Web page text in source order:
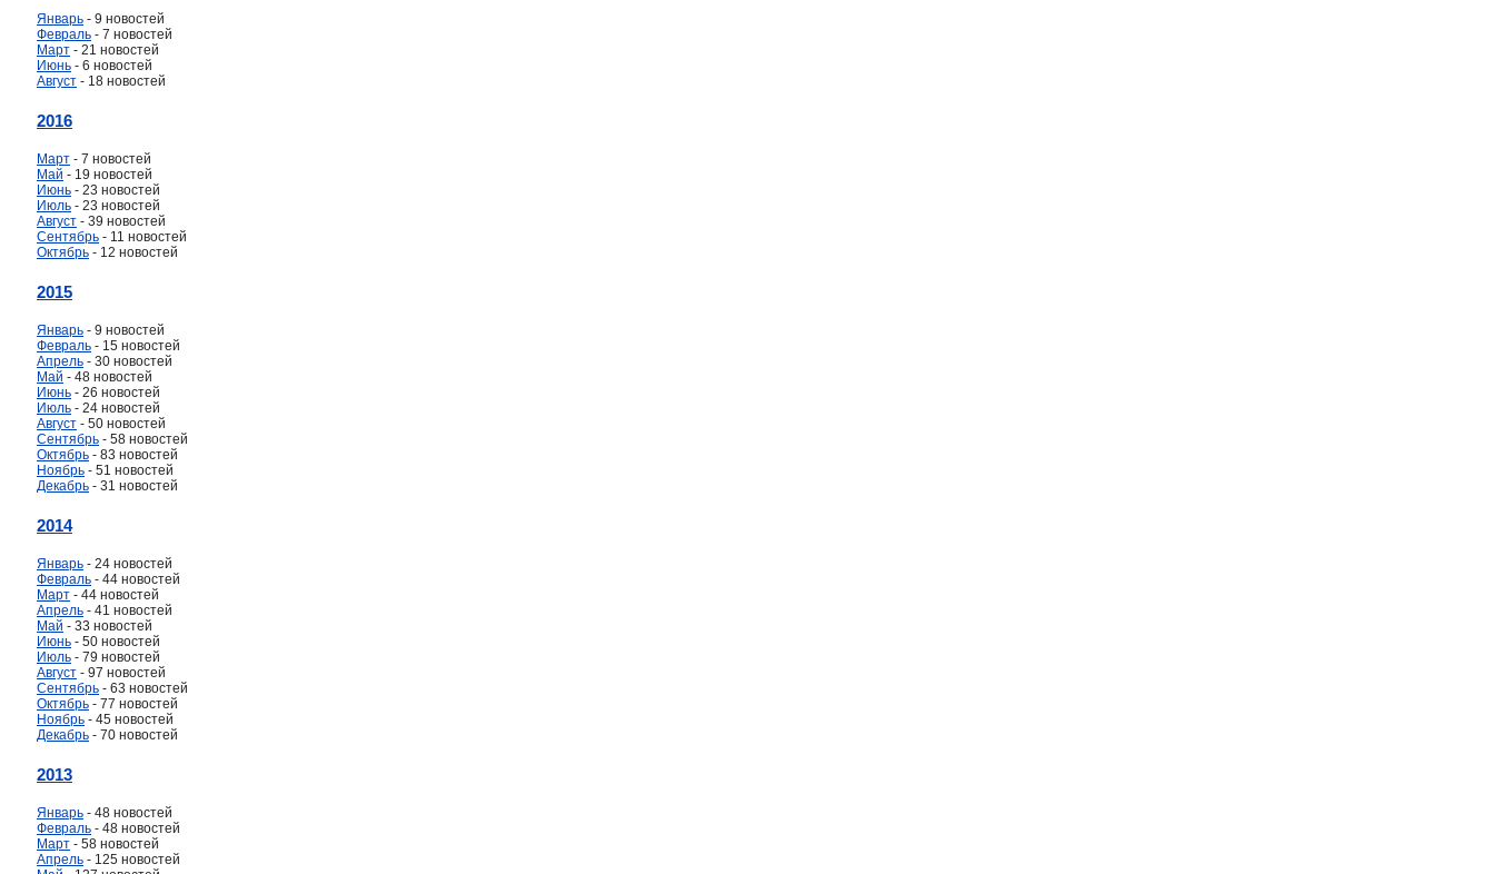
Январь - 9 новостей
Февраль - 7 новостей
Март - 21 новостей
Июнь - 6 новостей
Август - 18 новостей
2016
Март - 7 новостей
Май - 19 новостей
Июнь - 23 новостей
Июль - 23 новостей
Август - 39 новостей
Сентябрь - 11 новостей
Октябрь - 12 новостей
2015
Январь - 9 новостей
Февраль - 15 новостей
Апрель - 30 новостей
Май - 48 новостей
Июнь - 26 новостей
Июль - 24 новостей
Август - 50 новостей
Сентябрь - 58 новостей
Октябрь - 83 новостей
Ноябрь - 51 новостей
Декабрь - 31 новостей
2014
Январь - 24 новостей
Февраль - 44 новостей
Март - 44 новостей
Апрель - 41 новостей
Май - 33 новостей
Июнь - 50 новостей
Июль - 79 новостей
Август - 97 новостей
Сентябрь - 63 новостей
Октябрь - 77 новостей
Ноябрь - 45 новостей
Декабрь - 70 новостей
2013
Январь - 48 новостей
Февраль - 48 новостей
Март - 58 новостей
Апрель - 125 новостей